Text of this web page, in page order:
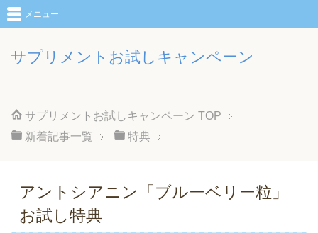
サプリメントお試しキャンペーン
メニュー
サプリメントお試しキャンペーン TOP
新着記事一覧
特典
アントシアニン「ブルーベリー粒」
お試し特典